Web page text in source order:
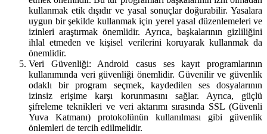
kullanmak etik dışıdır ve yasal sonuçlar doğurabilir. Yasalara
uygun bir şekilde kullanmak için yerel yasal düzenlemeleri ve
izinleri araştırmak önemlidir. Ayrıca, başkalarının gizliliğini
ihlal etmeden ve kişisel verilerini koruyarak kullanmak da
önemlidir.
Veri Güvenliği: Android casus ses kayıt programlarının
kullanımında veri güvenliği önemlidir. Güvenilir ve güvenlik
odaklı bir program seçmek, kaydedilen ses dosyalarının
izinsiz erişime karşı korunmasını sağlar. Ayrıca, güçlü
şifreleme teknikleri ve veri aktarımı sırasında SSL (Güvenli
Yuva Katmanı) protokolünün kullanılması gibi güvenlik
önlemleri de tercih edilmelidir.